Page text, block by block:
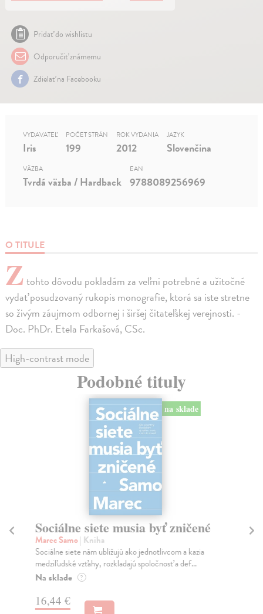
Pridať do wishlistu
Odporučiť známemu
Zdielať na Facebooku
O TITULE
Ztohto dôvodu pokladám za veľmi potrebné a užitočné
vydať posudzovaný rukopis monografie, ktorá sa iste stretne
so živým záujmom odbornej i širšej čitateľskej verejnosti. -
Doc. PhDr. Etela Farkašová, CSc.
VYDAVATEĽ
Iris
POČET STRÁN
199
ROK VYDANIA
2012
JAZYK
Slovenčina
VÄZBA
Tvrdá väzba / Hardback
EAN
9788089256969
High-contrast mode
Podobné tituly
na sklade
Sociálne siete musia byť zničené
Marec Samo| Kniha
Sociálne siete nám ubližujú ako jednotlivcom a kazia
medziľudské vzťahy, rozkladajú spoločnosť a def...
Na sklade ?
16,44 €